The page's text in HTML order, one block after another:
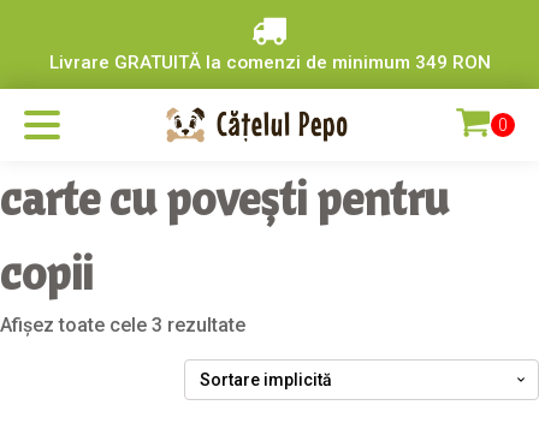
Livrare GRATUITĂ la comenzi de minimum 349 RON
carte cu povești pentru
copii
Afișez toate cele 3 rezultate